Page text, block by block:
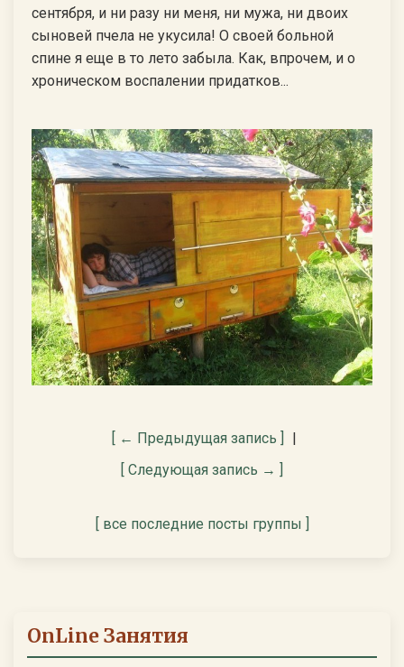
сентября, и ни разу ни меня, ни мужа, ни двоих
сыновей пчела не укусила! О своей больной
спине я еще в то лето забыла. Как, впрочем, и о
хроническом воспалении придатков...
[ ← Предыдущая запись ]
|
[ Следующая запись → ]
[ все последние посты группы ]
OnLine Занятия